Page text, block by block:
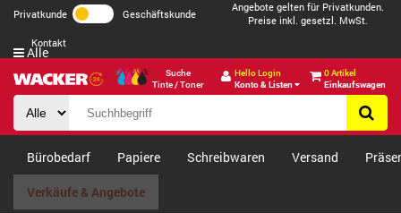
Privatkunde Geschäftskunde
Angebote gelten für Privatkunden.
Preise inkl. gesetzl. MwSt.
Kontakt
Suche
Tinte / Toner
Hello Login
Konto & Listen
0 Artikel
Einkaufswagen
Alle
Bürobedarf Papiere Schreibwaren Versand
Verkäufe & Angebote